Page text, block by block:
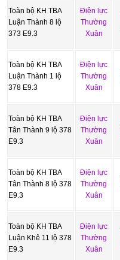
Toàn bộ KH TBA
Luận Thành 8 lộ
373 E9.3
Điện lực
Thường
Xuân
Toàn bộ KH TBA
Luận Thành 1 lộ
378 E9.3
Điện lực
Thường
Xuân
Toàn bộ KH TBA
Tân Thành 9 lộ 378
E9.3
Điện lực
Thường
Xuân
Toàn bộ KH TBA
Tân Thành 8 lộ 378
E9.3
Điện lực
Thường
Xuân
Toàn bộ KH TBA
Luận Khê 11 lộ 378
E9.3
Điện lực
Thường
Xuân